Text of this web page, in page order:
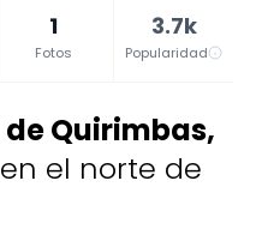
1
Fotos
3.7k
Popularidad
Quirimbas,
el norte de